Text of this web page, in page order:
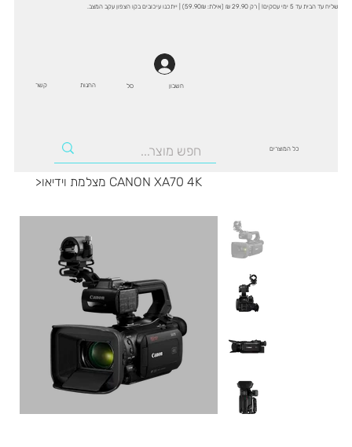
שליח עד הבית עד 5 ימי עסקים! | רק 29.90 ₪ (אילת: 59.90₪) | ייתכנו עיכובים בקו הצפון עקב המצב.
חשבון סל קשר החנות
כל המוצרים
> מצלמת וידיאו CANON XA70 4K